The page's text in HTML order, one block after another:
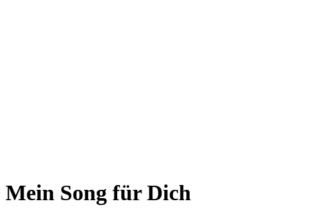
Mein Song für Dich